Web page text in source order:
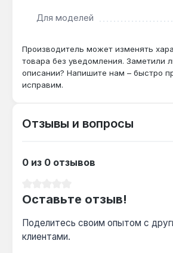
работоспособности газовых
Microgenus Plus при характерных
отсутствии запаливания,
газового клапана или появлении
пользователей, осуществляющих
соответствующей квалификацией.
Для моделей
Производитель может изменять
товара без уведомления. Заметили
описании? Напишите нам – быстро
исправим.
Отзывы и вопросы
0 из 0 отзывов
Оставьте отзыв!
Поделитесь своим опытом с
клиентами.